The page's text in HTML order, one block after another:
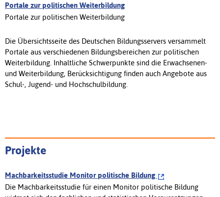
Portale zur politischen Weiterbildung
Portale zur politischen Weiterbildung
Die Übersichtsseite des Deutschen Bildungsservers versammelt
Portale aus verschiedenen Bildungsbereichen zur politischen
Weiterbildung. Inhaltliche Schwerpunkte sind die Erwachsenen-
und Weiterbildung, Berücksichtigung finden auch Angebote aus
Schul-, Jugend- und Hochschulbildung.
Projekte
Machbarkeitsstudie Monitor politische Bildung
Die Machbarkeitsstudie für einen Monitor politische Bildung